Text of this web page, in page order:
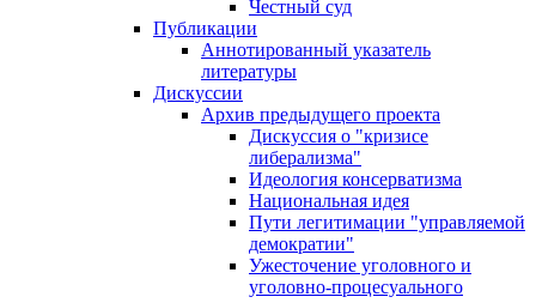
Честный суд
Публикации
Аннотированный указатель
литературы
Дискуссии
Архив предыдущего проекта
Дискуссия о "кризисе
либерализма"
Идеология консерватизма
Национальная идея
Пути легитимации "управляемой
демократии"
Ужесточение уголовного и
уголовно-процесуального